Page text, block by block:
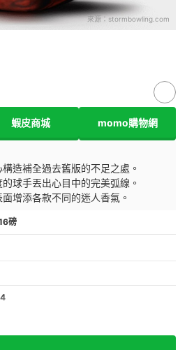
來源： stormbowling.com
蝦皮商城 momo購物網
造補全過去舊版的不足之處。
球手丟出心目中的完美弧線。
增添各款不同的迷人香氣。
磅